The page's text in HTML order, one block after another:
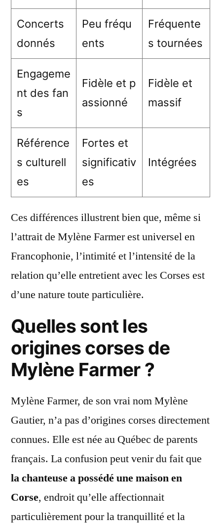
Concerts
donnés
Peu fréqu
ents
Fréquente
s tournées
Engageme
nt des fan
s
Fidèle et p
assionné
Fidèle et
massif
Référence
s culturell
es
Fortes et
significativ
es
Intégrées
Ces différences illustrent bien que, même si
l’attrait de Mylène Farmer est universel en
Francophonie, l’intimité et l’intensité de la
relation qu’elle entretient avec les Corses est
d’une nature toute particulière.
Quelles sont les
origines corses de
Mylène Farmer ?
Mylène Farmer, de son vrai nom Mylène
Gautier, n’a pas d’origines corses directement
connues. Elle est née au Québec de parents
français. La confusion peut venir du fait que
la chanteuse a possédé une maison en
Corse, endroit qu’elle affectionnait
particulièrement pour la tranquillité et la